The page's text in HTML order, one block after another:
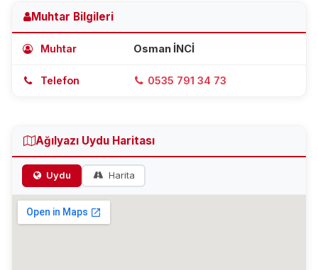
Muhtar Bilgileri
Muhtar Osman İNCİ
Telefon 0535 791 34 73
Ağılyazı Uydu Haritası
Uydu Harita